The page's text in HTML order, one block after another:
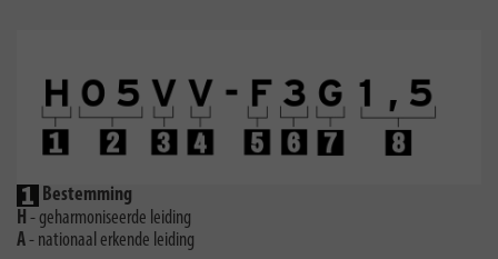
Bestemming
H - geharmoniseerde leiding
A- nationaal erkende leiding